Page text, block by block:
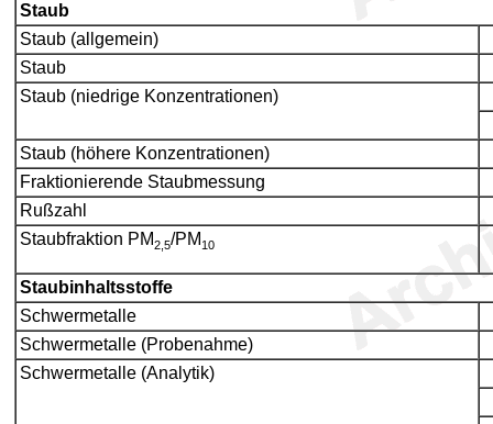
Staub
Staub (allgemein)
Staub
Staub (niedrige Konzentrationen)
Staub (höhere Konzentrationen)
Fraktionierende Staubmessung
Rußzahl
Staubfraktion PM2,5/PM 10
Staubinhaltsstoffe
Schwermetalle
Schwermetalle (Probenahme)
Schwermetalle (Analytik)